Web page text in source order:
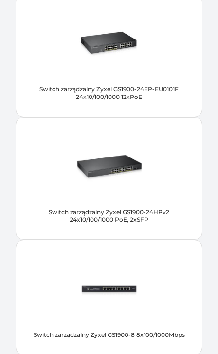
Switch zarządzalny Zyxel GS1900-24EP-EU0101F
24x10/100/1000 12xPoE
Switch zarządzalny Zyxel GS1900-24HPv2
24x10/100/1000 PoE, 2xSFP
Switch zarządzalny Zyxel GS1900-8 8x100/1000Mbps